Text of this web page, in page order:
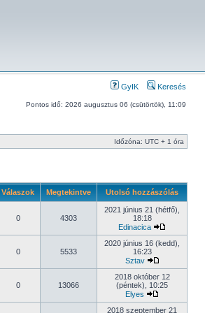
GyIK Keresés
Pontos idő: 2026 augusztus 06 (csütörtök), 11:09
Időzóna: UTC + 1 óra
Válaszok Megtekintve Utolsó hozzászólás
0 4303
2021 június 21 (hétfő),
18:18
Edinacica
0 5533
2020 június 16 (kedd),
16:23
Sztav
0 13066
2018 október 12
(péntek), 10:25
Elyes
2018 szeptember 21